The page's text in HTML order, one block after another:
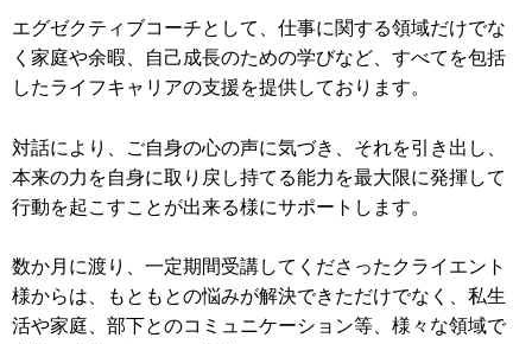
エグゼクティブコーチとして、仕事に関する領域だけでな
く家庭や余暇、自己成長のための学びなど、すべてを包括
したライフキャリアの支援を提供しております。
対話により、ご自身の心の声に気づき、それを引き出し、
本来の力を自身に取り戻し持てる能力を最大限に発揮して
行動を起こすことが出来る様にサポートします。
数か月に渡り、一定期間受講してくださったクライエント
様からは、もともとの悩みが解決できただけでなく、私生
活や家庭、部下とのコミュニケーション等、様々な領域で